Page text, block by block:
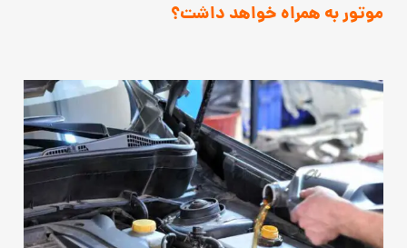
موتور به همراه خواهد داشت؟